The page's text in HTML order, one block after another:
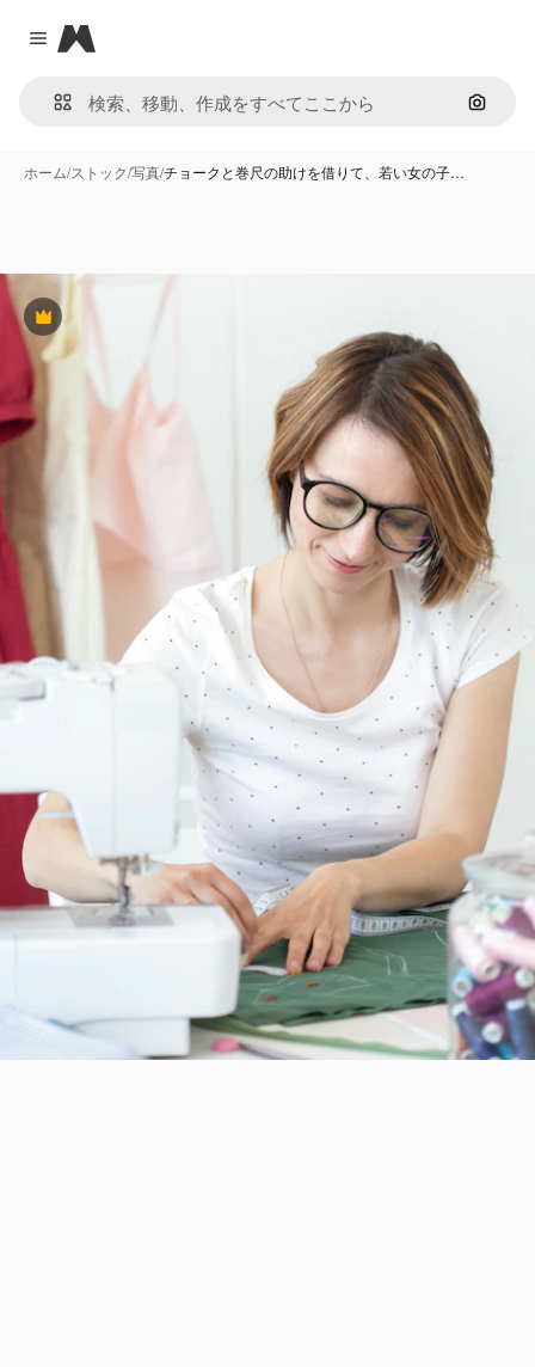
Close menu
Magnific
画像で
ホーム/ストック/写真/チョークと巻尺の助けを借りて、若い女の子…
Premium